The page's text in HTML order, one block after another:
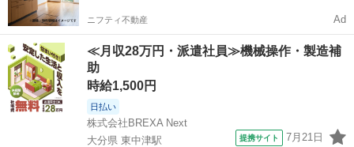
ニフティ不動産 Ad
≪月収28万円・派遣社員≫機械操作・製造補
助
時給1,500円
日払い
株式会社BREXA Next
大分県 東中津駅
提携サイト 7月21日